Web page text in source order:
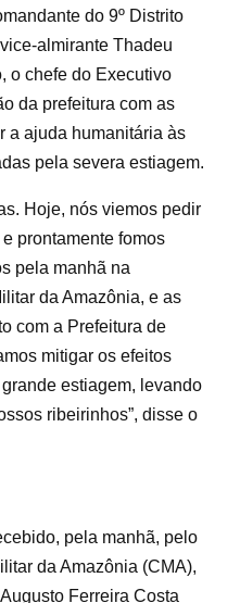
do 9º Distrito
almirante Thadeu
o chefe do Executivo
da prefeitura com as
a ajuda humanitária às
pela severa estiagem.
Hoje, nós viemos pedir
prontamente fomos
pela manhã na
da Amazônia, e as
com a Prefeitura de
mitigar os efeitos
estiagem, levando
ribeirinhos”, disse o
pela manhã, pelo
da Amazônia (CMA),
Ferreira Costa